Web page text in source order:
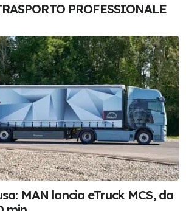
PROFESSIONALE
MAN lancia eTruck MCS, da